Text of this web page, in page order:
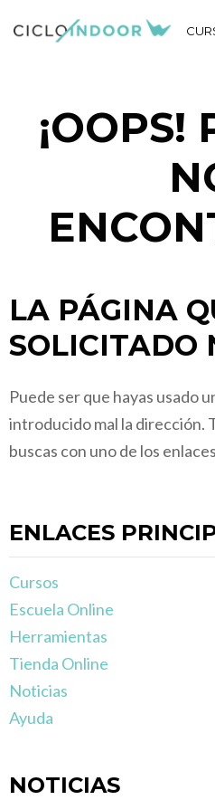
¡OOPS!
LA PÁGINA
SOLICITADO
Puede ser que hayas usado
introducido mal la dirección.
buscas con uno de los
ENLACES
Cursos
Escuela Online
Herramientas
Tienda Online
Noticias
Ayuda
NOTICIAS